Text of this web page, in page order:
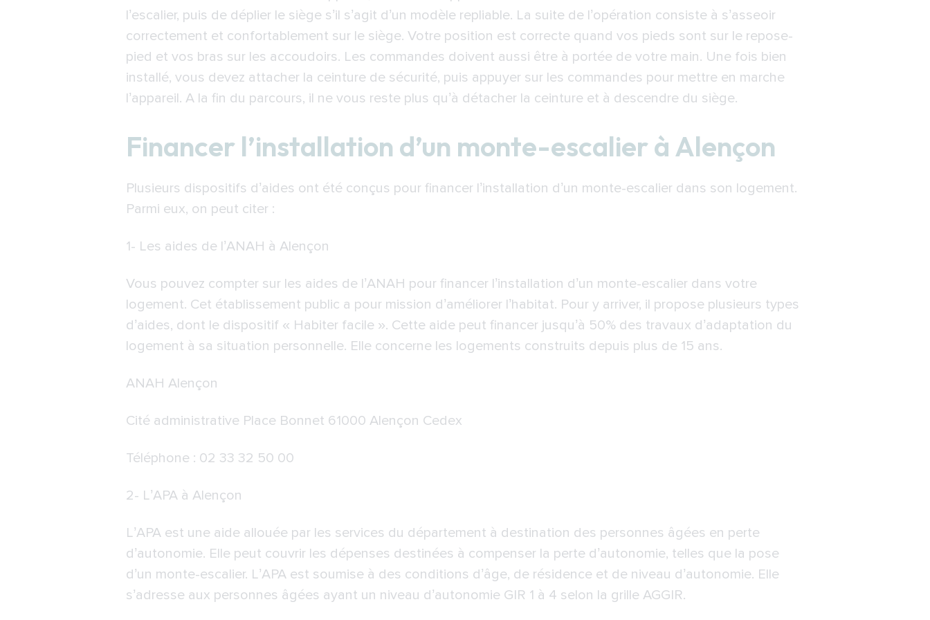
l’escalier, puis de déplier le siège s’il s’agit d’un modèle repliable. La suite de l’opération consiste à s’asseoir
correctement et confortablement sur le siège. Votre position est correcte quand vos pieds sont sur le repose-
pied et vos bras sur les accoudoirs. Les commandes doivent aussi être à portée de votre main. Une fois bien
installé, vous devez attacher la ceinture de sécurité, puis appuyer sur les commandes pour mettre en marche
l’appareil. A la fin du parcours, il ne vous reste plus qu’à détacher la ceinture et à descendre du siège.
Financer l’installation d’un monte-escalier à Alençon
Plusieurs dispositifs d’aides ont été conçus pour financer l’installation d’un monte-escalier dans son logement.
Parmi eux, on peut citer :
1- Les aides de l’ANAH à Alençon
Vous pouvez compter sur les aides de l’ANAH pour financer l’installation d’un monte-escalier dans votre
logement. Cet établissement public a pour mission d’améliorer l’habitat. Pour y arriver, il propose plusieurs types
d’aides, dont le dispositif « Habiter facile ». Cette aide peut financer jusqu’à 50% des travaux d’adaptation du
logement à sa situation personnelle. Elle concerne les logements construits depuis plus de 15 ans.
ANAH Alençon
Cité administrative Place Bonnet 61000 Alençon Cedex
Téléphone : 02 33 32 50 00
2- L’APA à Alençon
L’APA est une aide allouée par les services du département à destination des personnes âgées en perte
d’autonomie. Elle peut couvrir les dépenses destinées à compenser la perte d’autonomie, telles que la pose
d’un monte-escalier. L’APA est soumise à des conditions d’âge, de résidence et de niveau d’autonomie. Elle
s’adresse aux personnes âgées ayant un niveau d’autonomie GIR 1 à 4 selon la grille AGGIR.